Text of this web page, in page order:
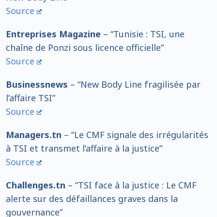
Source
Entreprises Magazine – “Tunisie : TSI, une
chaîne de Ponzi sous licence officielle”
Source
Businessnews – “New Body Line fragilisée par
l’affaire TSI”
Source
Managers.tn – “Le CMF signale des irrégularités
à TSI et transmet l’affaire à la justice”
Source
Challenges.tn – “TSI face à la justice : Le CMF
alerte sur des défaillances graves dans la
gouvernance”